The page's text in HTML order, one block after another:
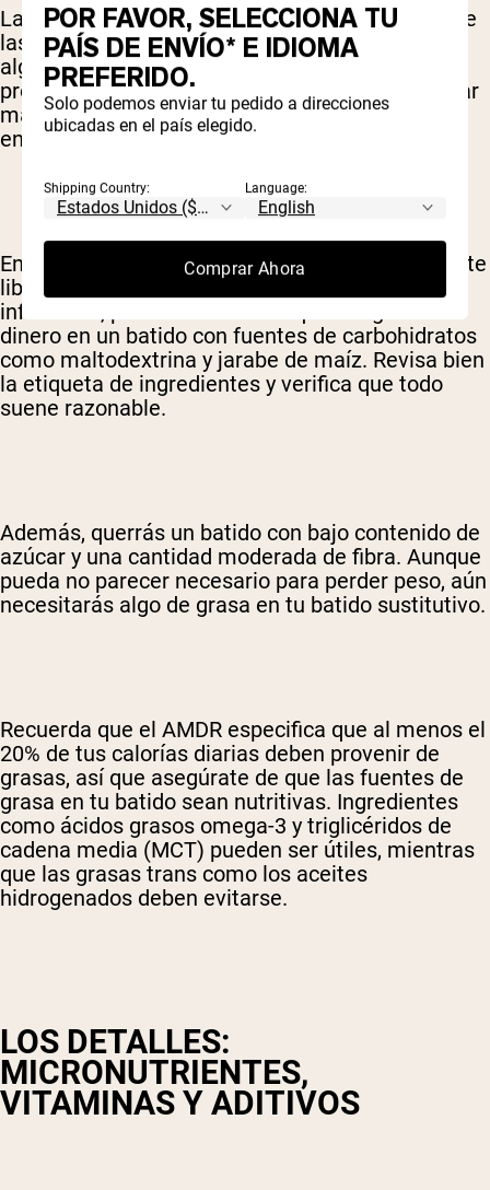
La proteína de suero y la de soja son típicamente
las más comunes en los batidos sustitutivos, y
algunosestudioshan encontrado que las
proteínas de origen lácteo tienden a proporcionar
más pérdida de grasa durante la restricción
energética que la soja.
En cuanto a las fuentes de carbohidratos, siéntete
libre de ser exigente. Si eres un consumidor
informado, probablemente no quieras gastar tu
dinero en un batido con fuentes de carbohidratos
como maltodextrina y jarabe de maíz. Revisa bien
la etiqueta de ingredientes y verifica que todo
suene razonable.
Además, querrás un batido con bajo contenido de
azúcar y una cantidad moderada de fibra. Aunque
pueda no parecer necesario para perder peso, aún
necesitarás algo de grasa en tu batido sustitutivo.
Recuerda que el AMDR especifica que al menos el
20% de tus calorías diarias deben provenir de
grasas, así que asegúrate de que las fuentes de
grasa en tu batido sean nutritivas. Ingredientes
como ácidos grasos omega-3 y triglicéridos de
cadena media (MCT) pueden ser útiles, mientras
que las grasas trans como los aceites
hidrogenados deben evitarse.
LOS DETALLES:
MICRONUTRIENTES,
VITAMINAS Y ADITIVOS
POR FAVOR, SELECCIONA TU
PAÍS DE ENVÍO* E IDIOMA
PREFERIDO.
Solo podemos enviar tu pedido a direcciones
ubicadas en el país elegido.
Shipping Country: Language:
Comprar Ahora